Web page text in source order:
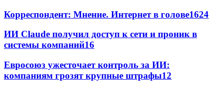
Корреспондент: Мнение. Интернет в голове1624
ИИ Claude получил доступ к сети и проник в
системы компаний16
Евросоюз ужесточает контроль за ИИ:
компаниям грозят крупные штрафы12